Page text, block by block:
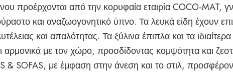
προέρχονται από την κορυφαία εταιρία COCO-MAT,
και αναζωογονητικό ύπνο. Τα λευκά είδη έχουν
και απαλότητας. Τα ξύλινα έπιπλα και τα ιδιαίτερα
με τον χώρο, προσδίδοντας κομψότητα και
& SOFAS, με έμφαση στην άνεση και το στιλ,